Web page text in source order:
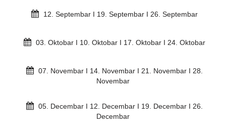
12. Septembar I 19. Septembar I 26. Septembar
03. Oktobar I 10. Oktobar I 17. Oktobar I 24. Oktobar
07. Novembar I 14. Novembar I 21. Novembar I 28.
Novembar
05. Decembar I 12. Decembar I 19. Decembar I 26.
Decembar